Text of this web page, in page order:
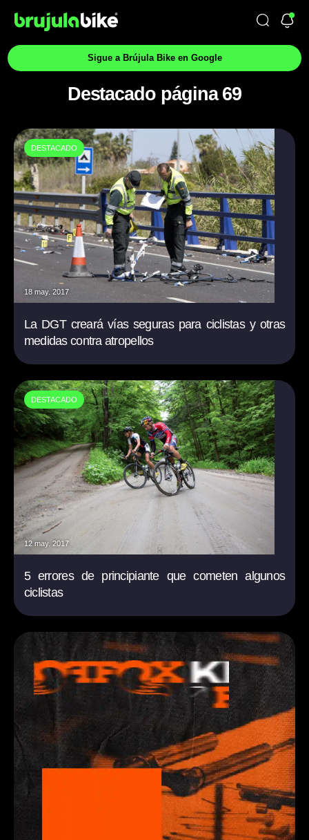
Sigue a Brújula Bike en Google
Destacado página 69
DESTACADO
18 may. 2017
La DGT creará vías seguras para ciclistas y otras
medidas contra atropellos
DESTACADO
12 may. 2017
5 errores de principiante que cometen algunos
ciclistas